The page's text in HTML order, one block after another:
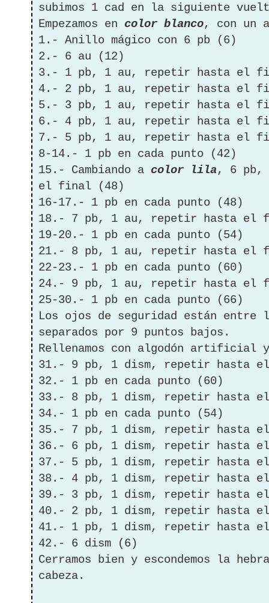
subimos 1 cad en la siguiente
Empezamos en color blanco, con un
1.- Anillo mágico con 6 pb (6)
2.- 6 au (12)
3.- 1 pb, 1 au, repetir hasta el
4.- 2 pb, 1 au, repetir hasta el
5.- 3 pb, 1 au, repetir hasta el
6.- 4 pb, 1 au, repetir hasta el
7.- 5 pb, 1 au, repetir hasta el
8-14.- 1 pb en cada punto (42)
15.- Cambiando a color lila, 6 pb,
el final (48)
16-17.- 1 pb en cada punto (48)
18.- 7 pb, 1 au, repetir hasta el
19-20.- 1 pb en cada punto (54)
21.- 8 pb, 1 au, repetir hasta el
22-23.- 1 pb en cada punto (60)
24.- 9 pb, 1 au, repetir hasta el
25-30.- 1 pb en cada punto (66)
Los ojos de seguridad están entre
separados por 9 puntos bajos.
Rellenamos con algodón artificial y
31.- 9 pb, 1 dism, repetir hasta
32.- 1 pb en cada punto (60)
33.- 8 pb, 1 dism, repetir hasta
34.- 1 pb en cada punto (54)
35.- 7 pb, 1 dism, repetir hasta
36.- 6 pb, 1 dism, repetir hasta
37.- 5 pb, 1 dism, repetir hasta
38.- 4 pb, 1 dism, repetir hasta
39.- 3 pb, 1 dism, repetir hasta
40.- 2 pb, 1 dism, repetir hasta
41.- 1 pb, 1 dism, repetir hasta
42.- 6 dism (6)
Cerramos bien y escondemos la
cabeza.